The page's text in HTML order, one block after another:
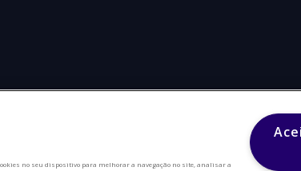
no seu dispositivo para melhorar a navegação no site, analisar a